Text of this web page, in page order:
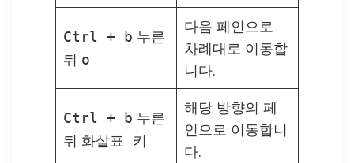
Ctrl + b 누른
뒤 o
다음 페인으로
차례대로 이동합
니다.
Ctrl + b 누른
뒤 화살표 키
해당 방향의 페
인으로 이동합니
다.